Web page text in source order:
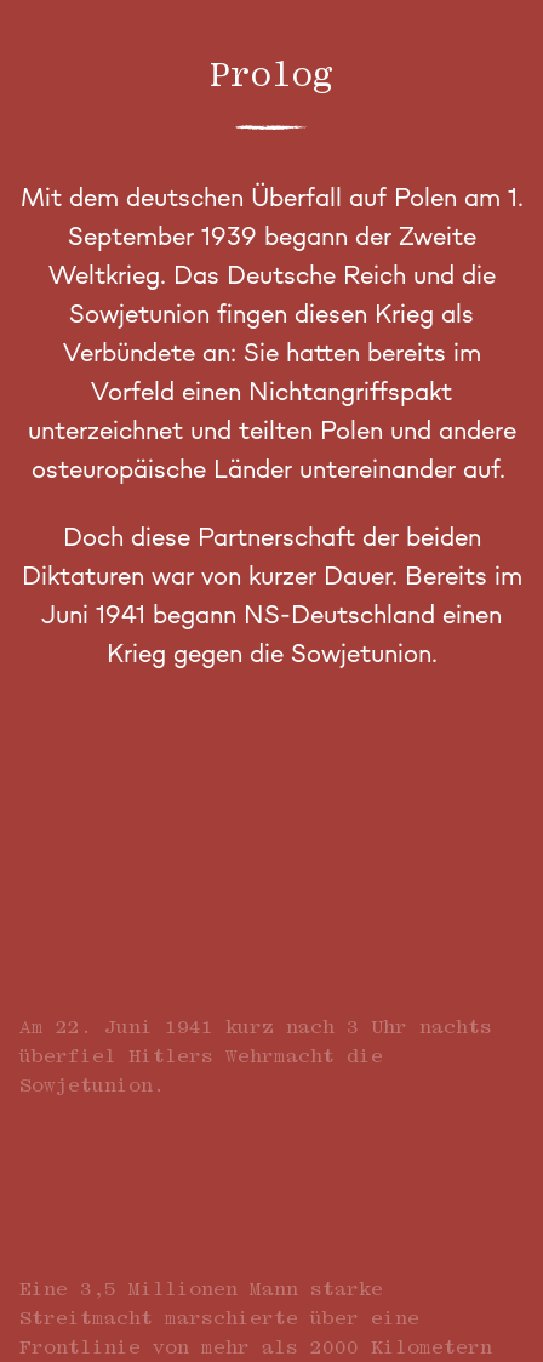
DIE ASCHESTADT
Prolog
Mit dem deutschen Überfall auf Polen am 1.
September 1939 begann der Zweite
Weltkrieg. Das Deutsche Reich und die
Sowjetunion fingen diesen Krieg als
Verbündete an: Sie hatten bereits im
Vorfeld einen Nichtangriffspakt
unterzeichnet und teilten Polen und andere
osteuropäische Länder untereinander auf.
Doch diese Partnerschaft der beiden
Diktaturen war von kurzer Dauer. Bereits im
Juni 1941 begann NS-Deutschland einen
Krieg gegen die Sowjetunion.
Am 22. Juni 1941 kurz nach 3 Uhr nachts
überfiel Hitlers Wehrmacht die
Sowjetunion.
Eine 3,5 Millionen Mann starke
Streitmacht marschierte über eine
Frontlinie von mehr als 2000 Kilometern